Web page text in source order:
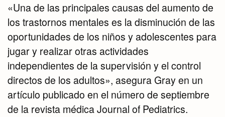
«Una de las principales causas del aumento de
los trastornos mentales es la disminución de las
oportunidades de los niños y adolescentes para
jugar y realizar otras actividades
independientes de la supervisión y el control
directos de los adultos», asegura Gray en un
artículo publicado en el número de septiembre
de la revista médica Journal of Pediatrics.